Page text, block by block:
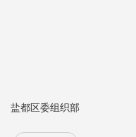
盐都区委组织部